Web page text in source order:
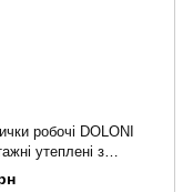
робочі DOLONI
утеплені з
покриттям 4566